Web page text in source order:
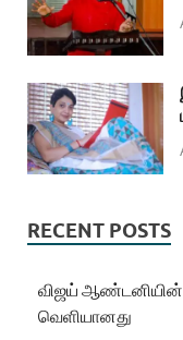
RECENT POSTS
விஜய் ஆண்டனியின்
வெளியானது